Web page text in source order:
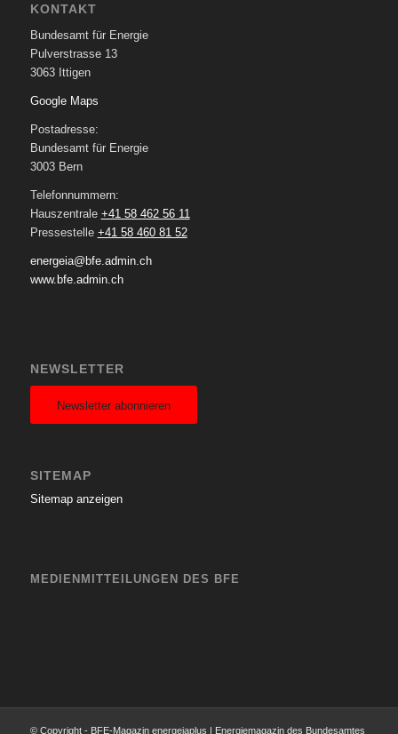
KONTAKT
Bundesamt für Energie
Pulverstrasse 13
3063 Ittigen
Google Maps
Postadresse:
Bundesamt für Energie
3003 Bern
Telefonnummern:
Hauszentrale +41 58 462 56 11
Pressestelle +41 58 460 81 52
energeia@bfe.admin.ch
www.bfe.admin.ch
NEWSLETTER
Newsletter abonnieren
SITEMAP
Sitemap anzeigen
MEDIENMITTEILUNGEN DES BFE
© Copyright - BFE-Magazin energeiaplus | Energiemagazin des Bundesamtes